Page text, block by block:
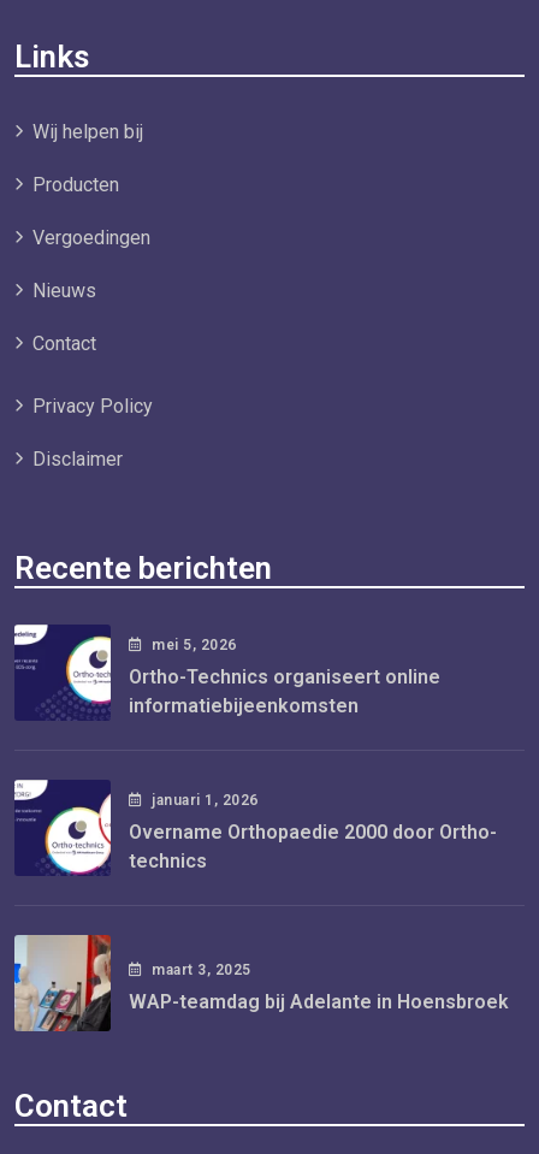
Links
Wij helpen bij
Producten
Vergoedingen
Nieuws
Contact
Privacy Policy
Disclaimer
Recente berichten
mei 5, 2026
Ortho-Technics organiseert online
informatiebijeenkomsten
januari 1 , 2026
Overname Orthopaedie 2000 door Ortho-
technics
maart 3, 2025
WAP-teamdag bij Adelante in Hoensbroek
Contact